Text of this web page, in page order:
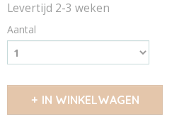
Levertijd 2-3 weken
Aantal
IN WINKELWAGEN